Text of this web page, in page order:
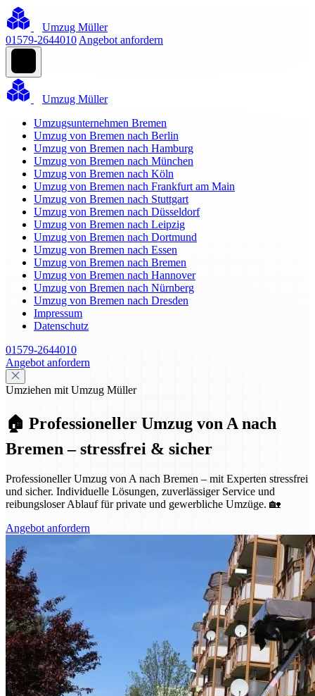
Umzug Müller
01579-2644010 Angebot anfordern
Umzug Müller
Umzugsunternehmen Bremen
Umzug von Bremen nach Berlin
Umzug von Bremen nach Hamburg
Umzug von Bremen nach München
Umzug von Bremen nach Köln
Umzug von Bremen nach Frankfurt am Main
Umzug von Bremen nach Stuttgart
Umzug von Bremen nach Düsseldorf
Umzug von Bremen nach Leipzig
Umzug von Bremen nach Dortmund
Umzug von Bremen nach Essen
Umzug von Bremen nach Bremen
Umzug von Bremen nach Hannover
Umzug von Bremen nach Nürnberg
Umzug von Bremen nach Dresden
Impressum
Datenschutz
01579-2644010
Angebot anfordern
Umziehen mit Umzug Müller
🏠 Professioneller Umzug von A nach
Bremen – stressfrei & sicher
Professioneller Umzug von A nach Bremen – mit Experten stressfrei
und sicher. Individuelle Lösungen, zuverlässiger Service und
reibungsloser Ablauf für private und gewerbliche Umzüge. 🏡
Angebot anfordern